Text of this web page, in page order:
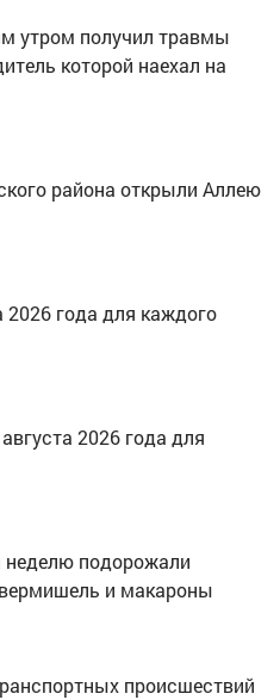
утром получил травмы
которой наехал на
района открыли Аллею
2026 года для каждого
2026 года для
неделю подорожали
и макароны
происшествий